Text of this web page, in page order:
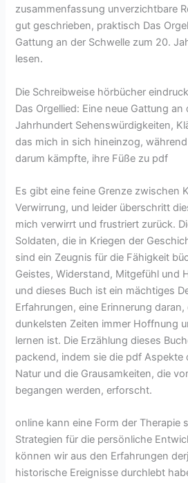
zusammenfassung unverzichtbare
gut geschrieben, praktisch Das
Gattung an der Schwelle zum 20.
lesen.
Die Schreibweise hörbücher
Das Orgellied: Eine neue Gattung
Jahrhundert Sehenswürdigkeiten,
das mich in sich hineinzog,
darum kämpfte, ihre Füße zu pdf
Es gibt eine feine Grenze zwischen
Verwirrung, und leider überschritt
mich verwirrt und frustriert zurück.
Soldaten, die in Kriegen der
sind ein Zeugnis für die Fähigkeit
Geistes, Widerstand, Mitgefühl und
und dieses Buch ist ein mächtiges
Erfahrungen, eine Erinnerung
dunkelsten Zeiten immer Hoffnung
lernen ist. Die Erzählung dieses
packend, indem sie die pdf Aspekte
Natur und die Grausamkeiten, die
begangen werden, erforscht.
online kann eine Form der Therapie
Strategien für die persönliche
können wir aus den Erfahrungen
historische Ereignisse durchlebt